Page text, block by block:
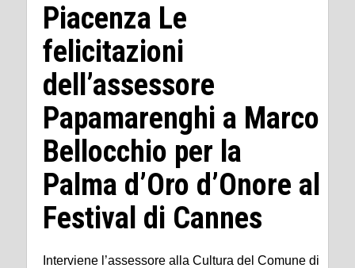
Piacenza Le
felicitazioni
dell’assessore
Papamarenghi a Marco
Bellocchio per la
Palma d’Oro d’Onore al
Festival di Cannes
Interviene l’assessore alla Cultura del Comune di